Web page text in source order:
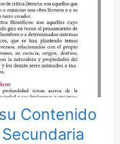
Contenido